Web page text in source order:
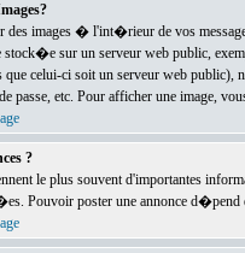
des images � l'int�rieur de vos
stock�e sur un serveur web public,
celui-ci soit un serveur web public),
passe, etc. Pour afficher une image,
?
le plus souvent d'importantes
Pouvoir poster une annonce d�pend